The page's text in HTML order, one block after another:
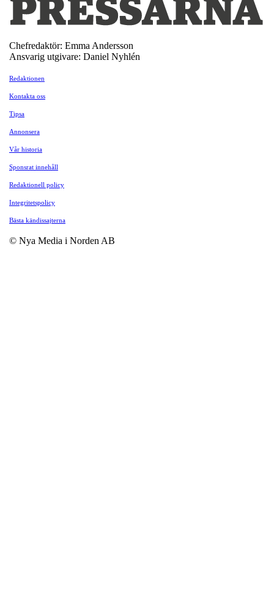
Chefredaktör: Emma Andersson
Ansvarig utgivare: Daniel Nyhlén
Redaktionen
Kontakta oss
Tipsa
Annonsera
Vår historia
Sponsrat innehåll
Redaktionell policy
Integritetspolicy
Bästa kändissajterna
© Nya Media i Norden AB